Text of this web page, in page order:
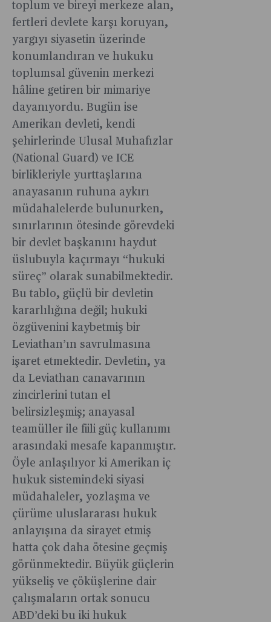
toplum ve bireyi merkeze alan,
fertleri devlete karşı koruyan,
yargıyı siyasetin üzerinde
konumlandıran ve hukuku
toplumsal güvenin merkezi
hâline getiren bir mimariye
dayanıyordu. Bugün ise
Amerikan devleti, kendi
şehirlerinde Ulusal Muhafızlar
(National Guard) ve ICE
birlikleriyle yurttaşlarına
anayasanın ruhuna aykırı
müdahalelerde bulunurken,
sınırlarının ötesinde görevdeki
bir devlet başkanını haydut
üslubuyla kaçırmayı “hukuki
süreç” olarak sunabilmektedir.
Bu tablo, güçlü bir devletin
kararlılığına değil; hukuki
özgüvenini kaybetmiş bir
Leviathan’ın savrulmasına
işaret etmektedir. Devletin, ya
da Leviathan canavarının
zincirlerini tutan el
belirsizleşmiş; anayasal
teamüller ile fiili güç kullanımı
arasındaki mesafe kapanmıştır.
Öyle anlaşılıyor ki Amerikan iç
hukuk sistemindeki siyasi
müdahaleler, yozlaşma ve
çürüme uluslararası hukuk
anlayışına da sirayet etmiş
hatta çok daha ötesine geçmiş
görünmektedir. Büyük güçlerin
yükseliş ve çöküşlerine dair
çalışmaların ortak sonucu
ABD’deki bu iki hukuk